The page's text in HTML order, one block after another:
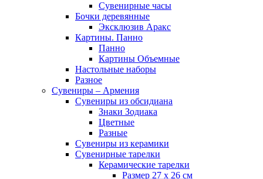
Сувенирные часы
Бочки деревянные
Эксклюзив Аракс
Картины. Панно
Панно
Картины Объемные
Настольные наборы
Разное
Сувениры – Армения
Сувениры из обсидиана
Знаки Зодиака
Цветные
Разные
Сувениры из керамики
Сувенирные тарелки
Керамические тарелки
Размер 27 х 26 см